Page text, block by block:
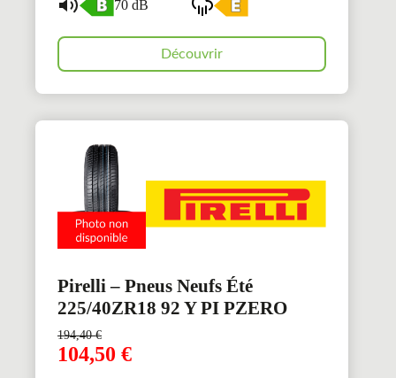
70 dB
Découvrir
Pirelli – Pneus Neufs Été
225/40ZR18 92 Y PI PZERO
194,40€
104,50 €